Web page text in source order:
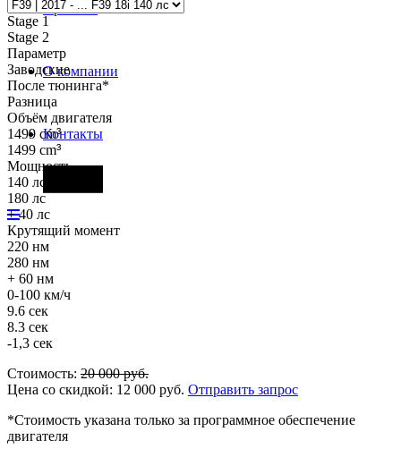
Проекты
О компании
Контакты
Stage 1
Stage 2
Параметр
Заводские
После тюнинга*
Разница
Объём двигателя
1499 cm³
1499 cm³
Мощность
140 лс
180 лс
+ 40 лс
Крутящий момент
220 нм
280 нм
+ 60 нм
0-100 км/ч
9.6 сек
8.3 сек
-1,3 сек
Стоимость: 20 000руб.
Цена со скидкой: 12 000 руб. Отправить запрос
*Стоимость указана только за программное обеспечение
двигателя